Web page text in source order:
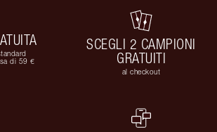
di 59 €
SCEGLI 2 CAMPIONI
GRATUITI
al checkout